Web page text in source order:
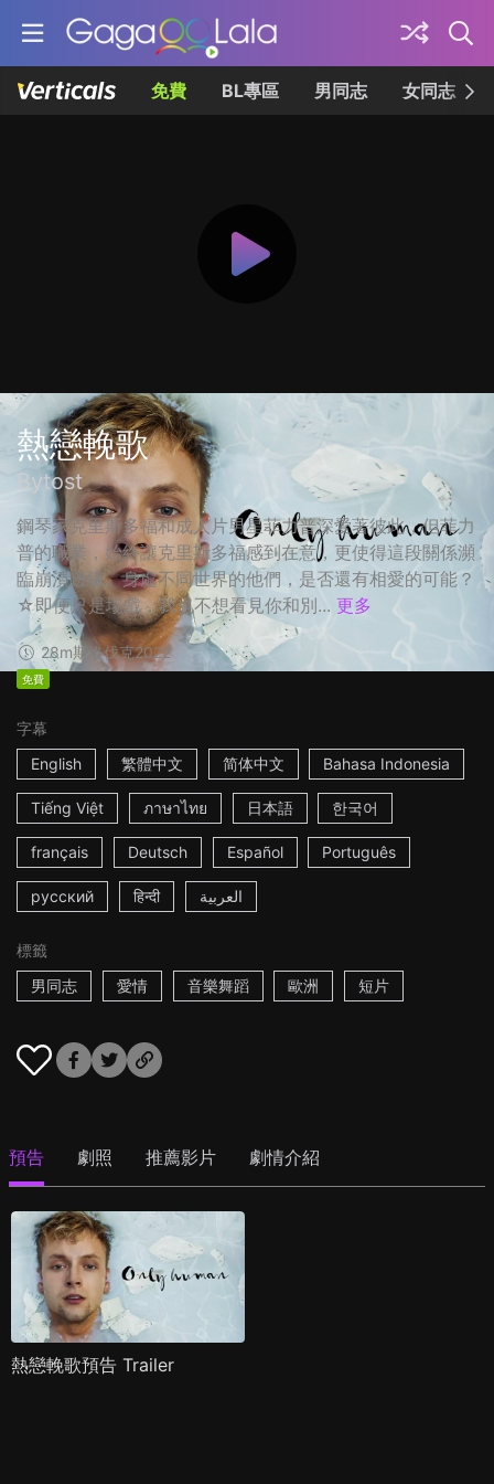
免費 BL專區 男同志 女同志
熱戀輓歌
Bytost
鋼琴家克里斯多福和成人片男星菲力普深愛著彼此，但菲力
普的職業，始終讓克里斯多福感到在意，更使得這段關係瀕
臨崩潰邊緣。身處不同世界的他們，是否還有相愛的可能？
☆即便只是場戲，我也不想看見你和別... 更多
28m斯洛伐克2022
免費
字幕
English
繁體中文 简体中文 Bahasa Indonesia
Tiếng Việt ภาษาไทย 日本語 한국어
français Deutsch Español Português
русский हिन्दी العربية
標籤
男同志
愛情 音樂舞蹈 歐洲 短片
預告 劇照 推薦影片 劇情介紹
熱戀輓歌預告 Trailer